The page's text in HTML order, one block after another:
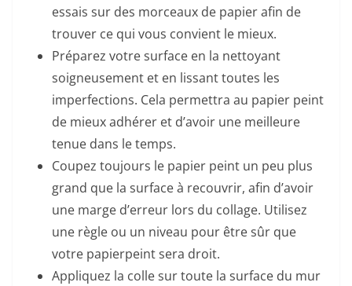
essais sur des morceaux de papier afin de
trouver ce qui vous convient le mieux.
Préparez votre surface en la nettoyant
soigneusement et en lissant toutes les
imperfections. Cela permettra au papier peint
de mieux adhérer et d’avoir une meilleure
tenue dans le temps.
Coupez toujours le papier peint un peu plus
grand que la surface à recouvrir, afin d’avoir
une marge d’erreur lors du collage. Utilisez
une règle ou un niveau pour être sûr que
votre papierpeint sera droit.
Appliquez la colle sur toute la surface du mur